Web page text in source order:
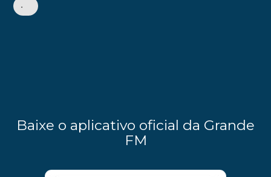
•
Baixe o aplicativo oficial da Grande
FM